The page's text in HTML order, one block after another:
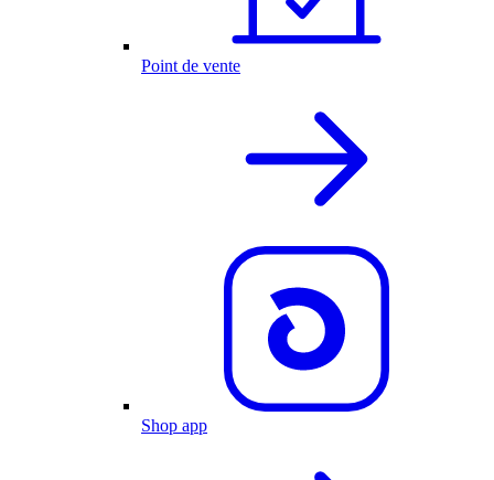
Point de vente
Shop app